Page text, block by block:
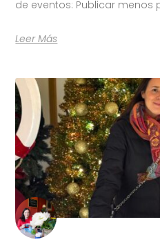
de eventos: Publicar menos
Leer Más